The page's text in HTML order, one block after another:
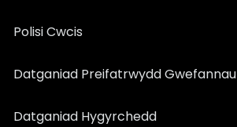
Polisi Cwcis
Datganiad Preifatrwydd Gwefannau
Datganiad Hygyrchedd